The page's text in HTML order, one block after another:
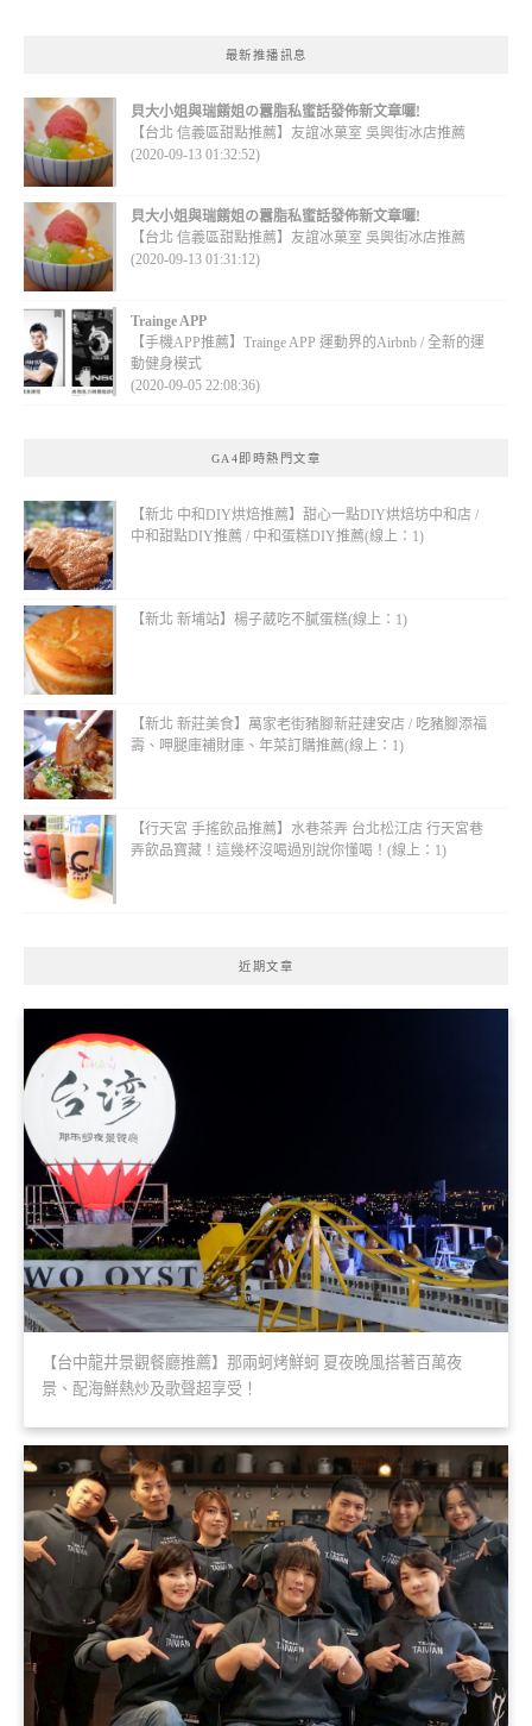
最新推播訊息
貝大小姐與瑞餚姐の囂脂私蜜話發佈新文章囉!
【台北 信義區甜點推薦】友誼冰菓室 吳興街冰店推薦
(2020-09-13 01:32:52)
貝大小姐與瑞餚姐の囂脂私蜜話發佈新文章囉!
【台北 信義區甜點推薦】友誼冰菓室 吳興街冰店推薦
(2020-09-13 01:31:12)
Trainge APP
【手機APP推薦】Trainge APP 運動界的Airbnb / 全新的運
動健身模式
(2020-09-05 22:08:36)
GA4即時熱門文章
【新北 中和DIY烘焙推薦】甜心一點DIY烘焙坊中和店 /
中和甜點DIY推薦 / 中和蛋糕DIY推薦(線上：1)
【新北 新埔站】楊子葳吃不膩蛋糕(線上：1)
【新北 新莊美食】萬家老街豬腳新莊建安店 / 吃豬腳添福
壽、呷腿庫補財庫、年菜訂購推薦(線上：1)
【行天宮 手搖飲品推薦】水巷茶弄 台北松江店 行天宮巷
弄飲品寶藏！這幾杯沒喝過別說你懂喝！(線上：1)
近期文章
【台中龍井景觀餐廳推薦】那兩蚵烤鮮蚵 夏夜晚風搭著百萬夜
景、配海鮮熱炒及歌聲超享受！